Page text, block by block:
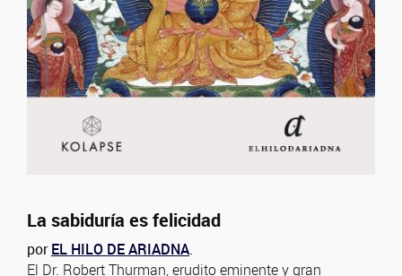
La sabiduría es felicidad
porEL HILO DE ARIADNA.
El Dr. Robert Thurman, erudito eminente y gran